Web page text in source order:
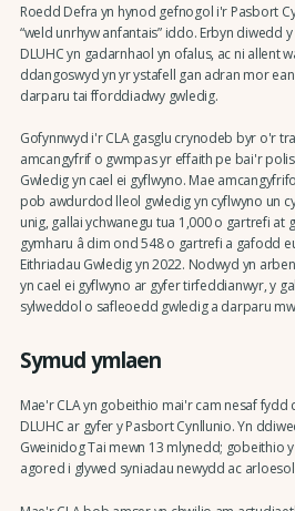
Roedd Defra yn hynod gefnogol i'r Pasbort
“weld unrhyw anfantais” iddo. Erbyn diwedd
DLUHC yn gadarnhaol yn ofalus, ac ni allent
ddangoswyd yn yr ystafell gan adran mor
darparu tai fforddiadwy gwledig.
Gofynnwyd i'r CLA gasglu crynodeb byr o'r
amcangyfrif o gwmpas yr effaith pe bai'r
Gwledig yn cael ei gyflwyno. Mae
pob awdurdod lleol gwledig yn cyflwyno un
unig, gallai ychwanegu tua 1,000 o gartrefi at
gymharu â dim ond 548 o gartrefi a gafodd
Eithriadau Gwledig yn 2022. Nodwyd yn
yn cael ei gyflwyno ar gyfer tirfeddianwyr, y
sylweddol o safleoedd gwledig a darparu
Symud ymlaen
Mae'r CLA yn gobeithio mai'r cam nesaf
DLUHC ar gyfer y Pasbort Cynllunio. Yn
Gweinidog Tai mewn 13 mlynedd; gobeithio
agored i glywed syniadau newydd ac